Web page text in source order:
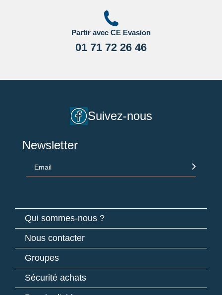
Partir avec CE Evasion
01 71 72 26 46
Suivez-nous
Newsletter
Email
Qui sommes-nous ?
Nous contacter
Groupes
Sécurité achats